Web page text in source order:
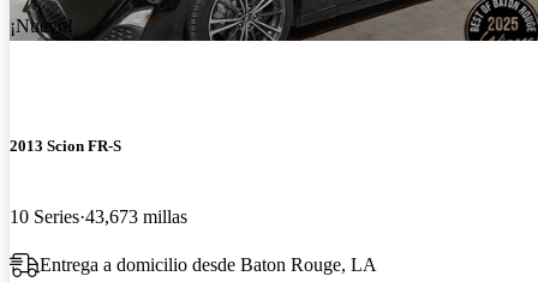
¡Nuevo!
2013 Scion FR-S
10 Series 43,673 millas
Entrega a domicilio desde Baton Rouge, LA